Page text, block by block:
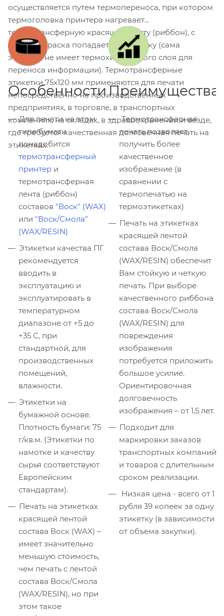
осуществляется путем термопереноса, при котором
термоголовка принтера нагревает
термотрансферную красящую ленту (риббон), с
которой краска попадает на этикетку (сама
этикетка не имеет термохимического слоя для
переноса информации). Термотрансферные
этикетки 75x120 мм применяются для печати
непосредственно на производственных
предприятиях, в торговле, в транспортных
компаниях, на складах, в здравоохранении и везде,
где требуется качественная долговечная печать на
этикетках.
Особенности
Для печати на этом
типе бумаги
понадобится
термотрансферный
принтер и
термотрансферная
лента (риббон)
составов "Воск" (WAX)
или "Воск/Смола"
(WAX/RESIN)
Этикетки качества ПГ
рекомендуется
вводить в
эксплуатацию и
эксплуатировать в
температурном
диапазоне от +5 до
+35 C, при
стандартной, для
производственных
помещений,
влажности.
Этикетки на
бумажной основе.
Плотность бумаги: 75
г/кв.м. (Этикетки по
намотке и качеству
сырья соответствуют
Европейским
стандартам).
Печать на этикетках
красящей лентой
состава Воск (WAX) –
имеет значительно
меньшую стоимость,
чем печать с лентой
состава Воск/Смола
(WAX/RESIN), но при
этом такое
Преимущества
Термотрансферная
печать позволяет
получить более
качественное
изображение (в
сравнении с
термопечатью на
термоэтикетках)
Печать на этикетках
красящей лентой
состава Воск/Смола
(WAX/RESIN) обеспечит
Вам стойкую и четкую
печать. При выборе
качественного риббона
состава Воск/Смола
(WAX/RESIN) для
повреждения
изображения
потребуется приложить
большое усилие.
Ориентировочная
долговечность
изображения – от 1,5 лет.
Подходит для
маркировки заказов
транспортных компаний
и товаров с длительным
сроком реализации.
рубля 39 копеек за одну
этикетку (в зависимости
от объема закупки).